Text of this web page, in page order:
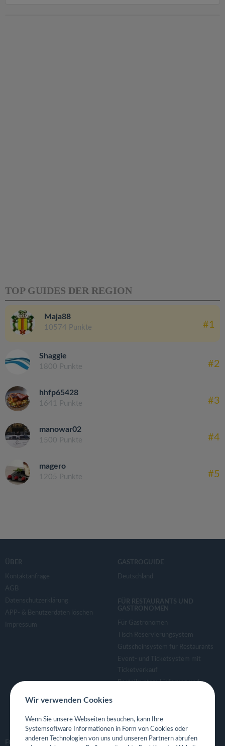
TOP GUIDES DER REGION
Maja88
10574 Punkte #1
Shaggie
1800 Punkte #2
hhfp65428
1641 Punkte #3
manowar02
1500 Punkte #4
magero
1205 Punkte #5
ÜBER
Kontaktanfrage
AGB
Datenschutzerklärung
APP- & Benutzerdaten löschen
Impressum
GASTROGUIDE
Deutschland
FÜR RESTAURANTS UND
GASTRONOMEN
Für Gastronomen
Tisch Reservierungsystem
Gutscheinsystem für Restaurants
Event- und Ticketsystem mit
Ticketverkauf
Bestellsystem Lieferung und
Eigene App für Restaurant
FOLGE UNS
Wir verwenden Cookies
Wenn Sie unsere Webseiten besuchen, kann Ihre
Systemsoftware Informationen in Form von Cookies oder
anderen Technologien von uns und unseren Partnern abrufen